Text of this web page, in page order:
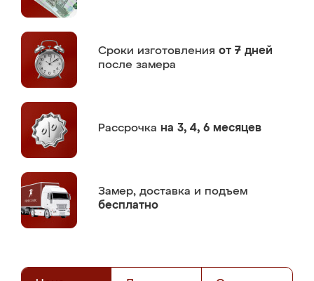
Сроки изготовления от 7 дней
после замера
Рассрочка на 3, 4, 6 месяцев
Замер, доставка и подъем
бесплатно